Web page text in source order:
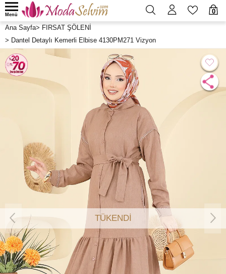
0
Menü
Ana Sayfa> FIRSAT ŞÖLENİ
> Dantel Detaylı Kemerli Elbise 4130PM271 Vizyon
TÜKENDİ